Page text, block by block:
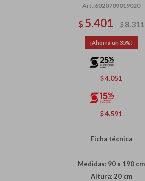
6020709019020
$ 5.401 $8.311
35
$4.051
$4.591
Ficha técnica
Medidas: 90 x 190 cm
Altura: 20 cm